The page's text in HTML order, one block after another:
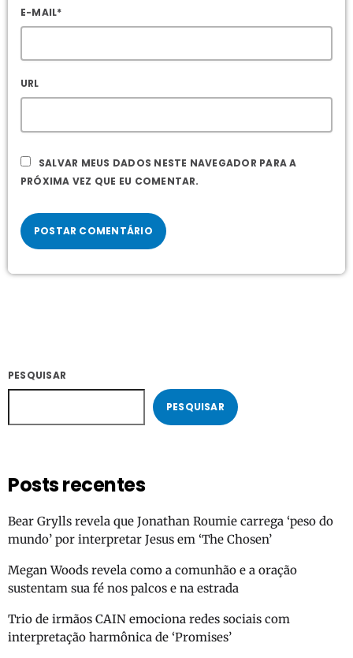
E-MAIL*
URL
SALVAR MEUS DADOS NESTE NAVEGADOR PARA A
PRÓXIMA VEZ QUE EU COMENTAR.
PESQUISAR
PESQUISAR
Posts recentes
Bear Grylls revela que Jonathan Roumie carrega ‘peso do
mundo’ por interpretar Jesus em ‘The Chosen’
Megan Woods revela como a comunhão e a oração
sustentam sua fé nos palcos e na estrada
Trio de irmãos CAIN emociona redes sociais com
interpretação harmônica de ‘Promises’